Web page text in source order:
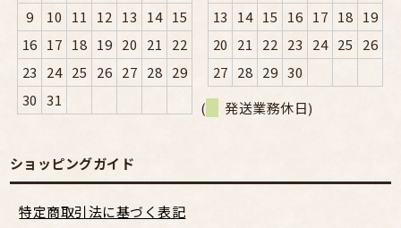
9
10 11 12 13 14 15
16 17 18 19 20 21
22
23
24 25 26 27 28 29
30 31
13
14 15 16 17 18 19
20
21 22 23 24 25
26
27 28 29 30
(
発送業務休日)
ショッピングガイド
特定商取引法に基づく表記